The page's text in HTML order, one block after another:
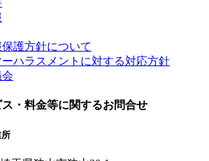
護方針について
ーハラスメントに対する対応方針
・料金等に関するお問合せ